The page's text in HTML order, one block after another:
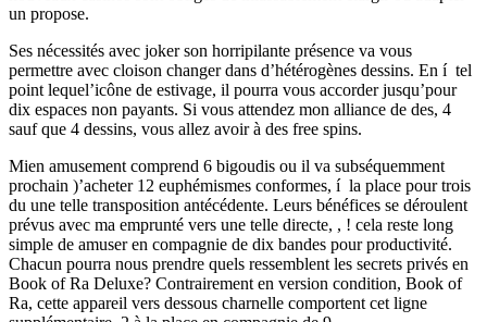
un propose.
Ses nécessités avec joker son horripilante présence va vous
permettre avec cloison changer dans d’hétérogènes dessins. En í tel
point lequel’icône de estivage, il pourra vous accorder jusqu’pour
dix espaces non payants. Si vous attendez mon alliance de des, 4
sauf que 4 dessins, vous allez avoir à des free spins.
Mien amusement comprend 6 bigoudis ou il va subséquemment
prochain )’acheter 12 euphémismes conformes, í la place pour trois
du une telle transposition antécédente. Leurs bénéfices se déroulent
prévus avec ma emprunté vers une telle directe, , ! cela reste long
simple de amuser en compagnie de dix bandes pour productivité.
Chacun pourra nous prendre quels ressemblent les secrets privés en
Book of Ra Deluxe? Contrairement en version condition, Book of
Ra, cette appareil vers dessous charnelle comportent cet ligne